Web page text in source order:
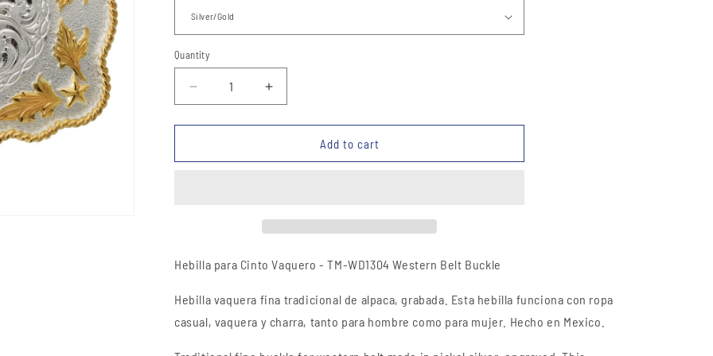
Quantity
Quantity
Decrease
quantity
for
Vaquera
Buckle
Increase
quantity
for
Vaquera
Buckle
Add to cart
Hebilla para Cinto Vaquero- TM-WD1304 Western Belt Buckle
Hebilla vaquera fina tradicional de alpaca, grabada. Esta hebilla funciona con ropa
casual, vaquera y charra, tanto para hombre como para mujer. Hecho en Mexico.